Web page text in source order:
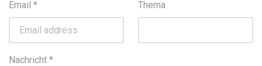
Email * Thema
Nachricht *